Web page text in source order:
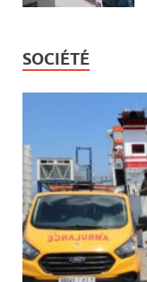
SOCIÉTÉ